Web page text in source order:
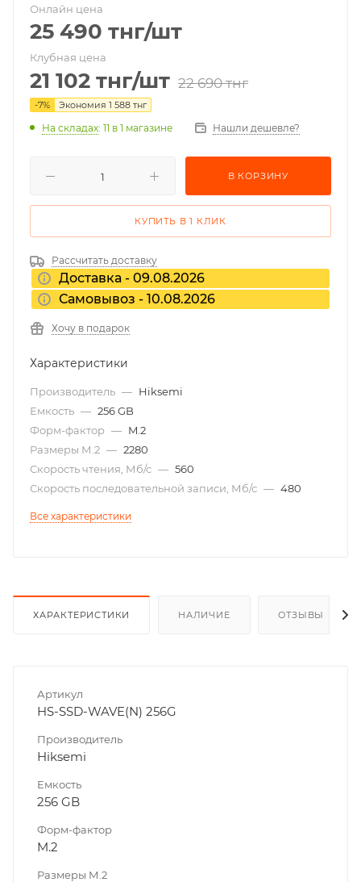
Онлайн цена
25 490 тнг/шт
Клубная цена
21 102 тнг/шт 22 690тнг
-7% Экономия 1 588 тнг
На складах: 11 в 1 магазине Нашли дешевле?
В КОРЗИНУ
КУПИТЬ В 1 КЛИК
Рассчитать доставку
Доставка - 09.08.2026
Самовывоз - 10.08.2026
Хочу в подарок
Характеристики
Производитель — Hiksemi
Емкость — 256 GB
Форм-фактор — M.2
Размеры М.2 — 2280
Скорость чтения, Мб/с — 560
Скорость последовательной записи, Мб/с — 480
Все характеристики
ХАРАКТЕРИСТИКИ НАЛИЧИЕ ОТЗЫВЫ
Артикул
HS-SSD-WAVE(N) 256G
Производитель
Hiksemi
Емкость
256 GB
Форм-фактор
M.2
Размеры М.2